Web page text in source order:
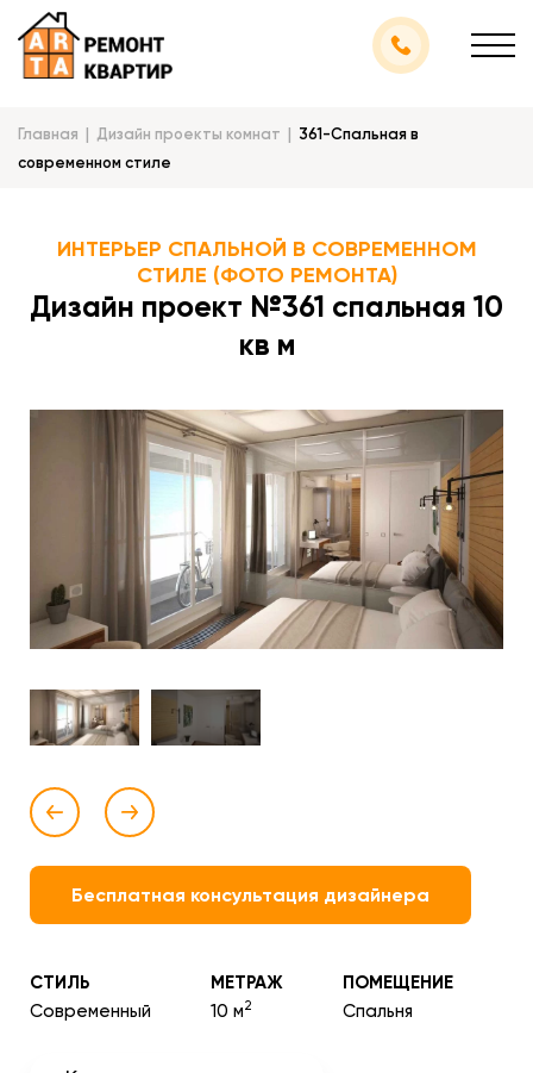
Главная Дизайн проекты комнат
361-Спальная в
современном стиле
ИНТЕРЬЕР СПАЛЬНОЙ В СОВРЕМЕННОМ
СТИЛЕ (ФОТО РЕМОНТА)
Дизайн проект №361 спальная 10
кв м
Бесплатная консультация дизайнера
СТИЛЬ
Современный
МЕТРАЖ
10 м2
ПОМЕЩЕНИЕ
Спальня